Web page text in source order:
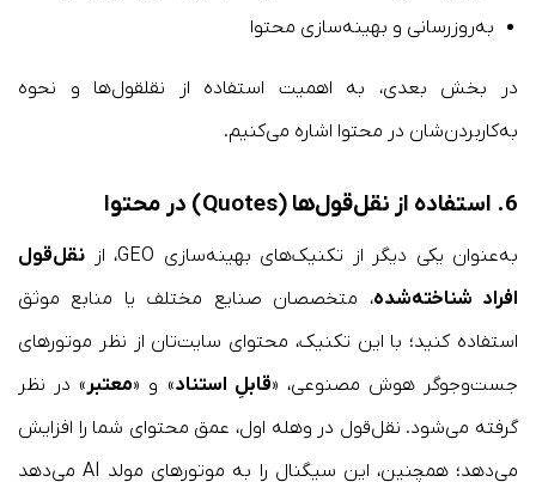
به‌روزرسانی و بهینه‌سازی محتوا
در بخش بعدی، به اهمیت استفاده از نقل‎قول‌ها و نحوه
به‌کاربردن‌شان در محتوا اشاره می‌کنیم.
6. استفاده از نقل‌قول‌ها (Quotes) در محتوا
به‌عنوان یکی دیگر از تکنیک‌های بهینه‌سازی GEO، از
نقل‌قول
افراد شناخته‌شده، متخصصان صنایع مختلف یا منابع موثق
استفاده کنید؛ با این تکنیک، محتوای سایت‌تان از نظر موتورهای
جست‌وجوگر هوش مصنوعی، «قابلِ استناد» و «معتبر » در نظر
گرفته می‌شود. نقل‌قول در وهله اول، عمق محتوای شما را افزایش
می‌دهد؛ همچنین، این سیگنال را به موتورهای مولد AI می‌دهد